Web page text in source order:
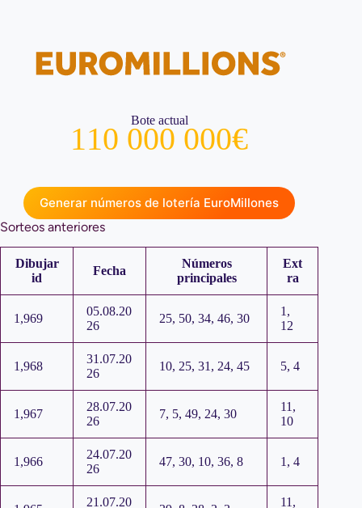
Bote actual
110 000 000€
Generar números de lotería EuroMillones
Sorteos anteriores
Dibujar
id
Fecha
Números
principales
Ext
ra
1,969
05.08.20
26
25, 50, 34, 46, 30
1,
12
1,968
31.07.20
26
10, 25, 31, 24, 45 5, 4
1,967
28.07.20
26
7, 5, 49, 24, 30
11,
10
1,966
24.07.20
26
47, 30, 10, 36, 8 1, 4
21.07.20
11,